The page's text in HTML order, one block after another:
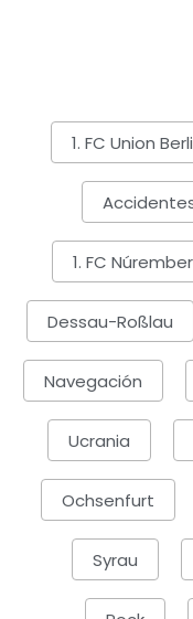
1. FC Union
1. FC
Dessau-Roßlau
Navegación
Ucrania
Ochsenfurt
Syrau